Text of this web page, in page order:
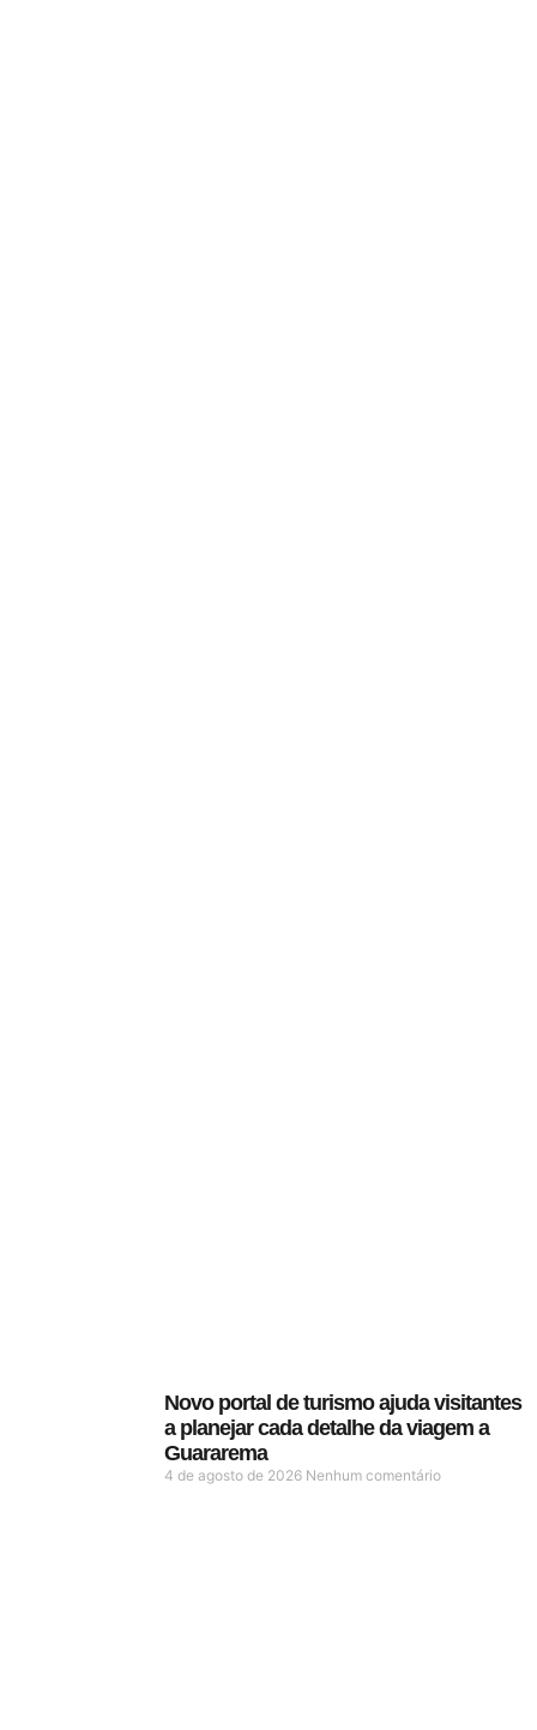
Novo portal de turismo ajuda visitantes
a planejar cada detalhe da viagem a
Guararema
4 de agosto de 2026 Nenhum comentário